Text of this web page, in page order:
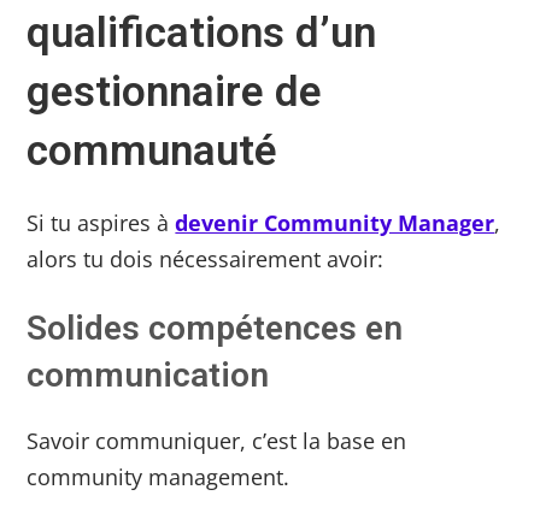
qualifications d’un
gestionnaire de
communauté
Si tu aspires àdevenir Community Manager,
alors tu dois nécessairement avoir:
Solides compétences en
communication
Savoir communiquer, c’est la base en
community management.